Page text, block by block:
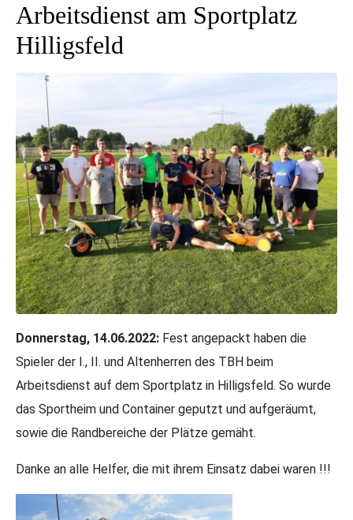
Arbeitsdienst am Sportplatz
Hilligsfeld
Donnerstag, 14.06.2022: Fest angepackt haben die
Spieler der I., II. und Altenherren des TBH beim
Arbeitsdienst auf dem Sportplatz in Hilligsfeld. So wurde
das Sportheim und Container geputzt und aufgeräumt,
sowie die Randbereiche der Plätze gemäht.
Danke an alle Helfer, die mit ihrem Einsatz dabei waren !!!